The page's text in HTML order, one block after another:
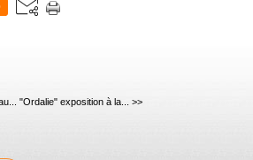
"Ordalie" exposition à la... >>